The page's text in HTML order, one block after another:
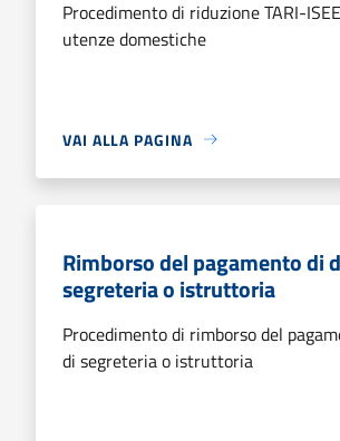
Procedimento di riduzione TARI-
utenze domestiche
VAI ALLA PAGINA
Rimborso del pagamento di
segreteria o istruttoria
Procedimento di rimborso del
di segreteria o istruttoria